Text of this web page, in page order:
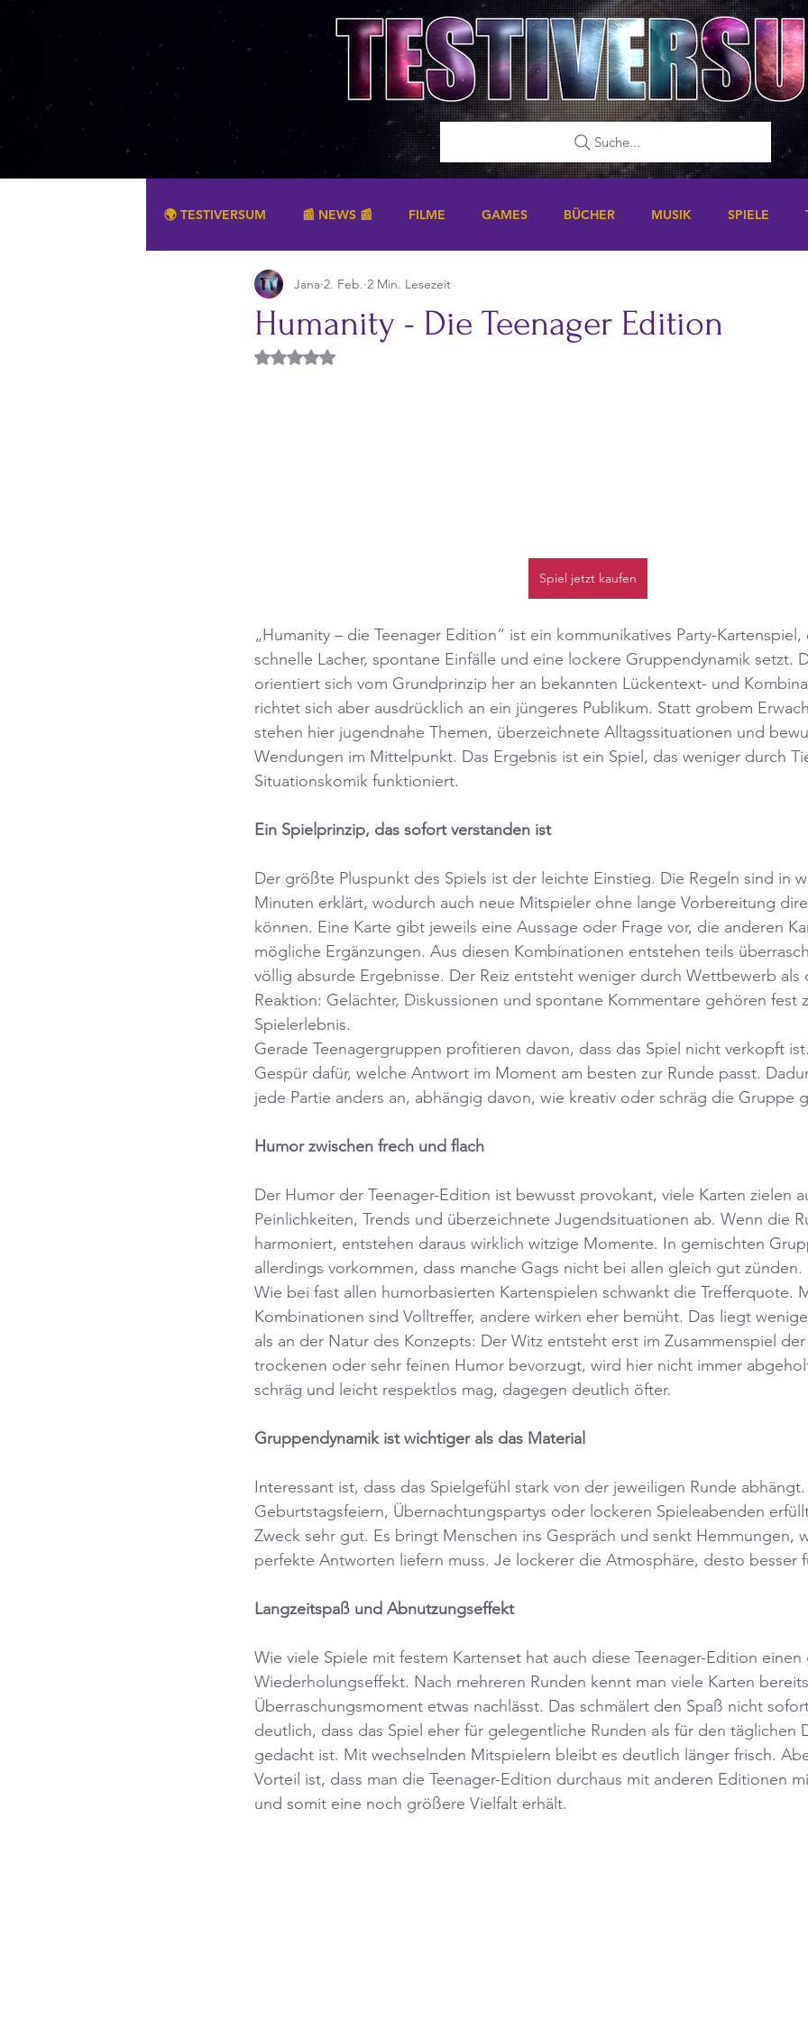
Suche...
🌍 TESTIVERSUM 📰 NEWS 📰 FILME GAMES BÜCHER MUSIK SPIELE
SONSTIGES
Humanity - Die Teenager Edition
Jana 2. Feb. 2 Min. Lesezeit
Mit NaN von 5 Sternen bewertet.
Spiel jetzt kaufen
„Humanity – die Teenager Edition“ ist ein kommunikatives Party-
schnelle Lacher, spontane Einfälle und eine lockere Gruppendynamik setzt.
orientiert sich vom Grundprinzip her an bekannten Lückentext- und
richtet sich aber ausdrücklich an ein jüngeres Publikum. Statt grobem
stehen hier jugendnahe Themen, überzeichnete Alltagssituationen und
Wendungen im Mittelpunkt. Das Ergebnis ist ein Spiel, das weniger durch
Situationskomik funktioniert.
Ein Spielprinzip, das sofort verstanden ist
Der größte Pluspunkt des Spiels ist der leichte Einstieg. Die Regeln sind in
Minuten erklärt, wodurch auch neue Mitspieler ohne lange Vorbereitung
können. Eine Karte gibt jeweils eine Aussage oder Frage vor, die anderen
mögliche Ergänzungen. Aus diesen Kombinationen entstehen teils
völlig absurde Ergebnisse. Der Reiz entsteht weniger durch Wettbewerb
Reaktion: Gelächter, Diskussionen und spontane Kommentare gehören fest
Spielerlebnis.
Gerade Teenagergruppen profitieren davon, dass das Spiel nicht verkopft
Gespür dafür, welche Antwort im Moment am besten zur Runde passt.
jede Partie anders an, abhängig davon, wie kreativ oder schräg die Gruppe
Humor zwischen frech und flach
Der Humor der Teenager-Edition ist bewusst provokant, viele Karten zielen
Peinlichkeiten, Trends und überzeichnete Jugendsituationen ab. Wenn die
harmoniert, entstehen daraus wirklich witzige Momente. In gemischten
allerdings vorkommen, dass manche Gags nicht bei allen gleich gut zünden.
Wie bei fast allen humorbasierten Kartenspielen schwankt die Trefferquote.
Kombinationen sind Volltreffer, andere wirken eher bemüht. Das liegt
als an der Natur des Konzepts: Der Witz entsteht erst im Zusammenspiel
trockenen oder sehr feinen Humor bevorzugt, wird hier nicht immer
schräg und leicht respektlos mag, dagegen deutlich öfter.
Gruppendynamik ist wichtiger als das Material
Interessant ist, dass das Spielgefühl stark von der jeweiligen Runde
Geburtstagsfeiern, Übernachtungspartys oder lockeren Spieleabenden
Zweck sehr gut. Es bringt Menschen ins Gespräch und senkt Hemmungen,
perfekte Antworten liefern muss. Je lockerer die Atmosphäre, desto besser
Langzeitspaß und Abnutzungseffekt
Wie viele Spiele mit festem Kartenset hat auch diese Teenager-Edition
Wiederholungseffekt. Nach mehreren Runden kennt man viele Karten
Überraschungsmoment etwas nachlässt. Das schmälert den Spaß nicht
deutlich, dass das Spiel eher für gelegentliche Runden als für den täglichen
gedacht ist. Mit wechselnden Mitspielern bleibt es deutlich länger frisch.
Vorteil ist, dass man die Teenager-Edition durchaus mit anderen Editionen
und somit eine noch größere Vielfalt erhält.